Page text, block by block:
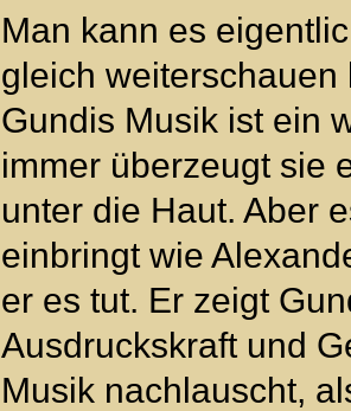
Man kann es
gleich
Gundis Musik ist ein
immer überzeugt sie
unter die Haut. Aber
einbringt wie
er es tut. Er zeigt
Ausdruckskraft und
Musik nachlauscht,